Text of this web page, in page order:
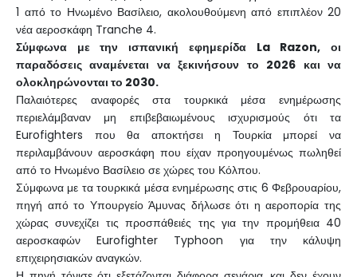
1 από το Ηνωμένο Βασίλειο, ακολουθούμενη από επιπλέον 20
νέα αεροσκάφη Tranche 4.
Σύμφωνα με την ισπανική εφημερίδα La Razon, οι
παραδόσεις αναμένεται να ξεκινήσουν το 2026 και να
ολοκληρώνονται το 2030.
Παλαιότερες αναφορές στα τουρκικά μέσα ενημέρωσης
περιελάμβαναν μη επιβεβαιωμένους ισχυρισμούς ότι τα
Eurofighters που θα αποκτήσει η Τουρκία μπορεί να
περιλαμβάνουν αεροσκάφη που είχαν προηγουμένως πωληθεί
από το Ηνωμένο Βασίλειο σε χώρες του Κόλπου.
Σύμφωνα με τα τουρκικά μέσα ενημέρωσης στις 6 Φεβρουαρίου,
πηγή από το Υπουργείο Άμυνας δήλωσε ότι η αεροπορία της
χώρας συνεχίζει τις προσπάθειές της για την προμήθεια 40
αεροσκαφών Eurofighter Typhoon για την κάλυψη
επιχειρησιακών αναγκών.